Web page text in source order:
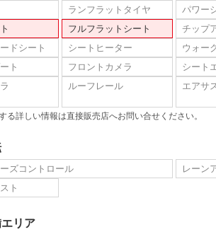
ランフラットタイヤ パワー
フルフラットシート チップ
ドシート
シートヒーター ウォー
ト
フロントカメラ シート
ルーフレール エアサ
る詳しい情報は直接販売店へお問い合せください。
ズコントロール レーン
ト
リア